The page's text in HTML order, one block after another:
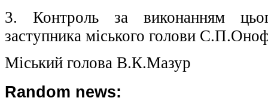
3. Контроль за виконанням
заступника міського голови
Міський голова В.К.Мазур
Random news: